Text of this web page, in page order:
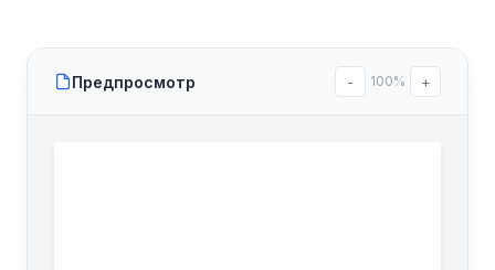
Предпросмотр - 100% +